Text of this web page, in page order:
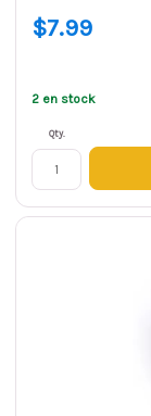
$7.99
2 en stock
Qty.